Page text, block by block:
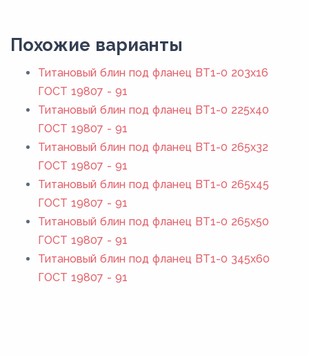
Похожие варианты
Титановый блин под фланец ВТ1-0 203x16
ГОСТ 19807 - 91
Титановый блин под фланец ВТ1-0 225x40
ГОСТ 19807 - 91
Титановый блин под фланец ВТ1-0 265x32
ГОСТ 19807 - 91
Титановый блин под фланец ВТ1-0 265x45
ГОСТ 19807 - 91
Титановый блин под фланец ВТ1-0 265x50
ГОСТ 19807 - 91
Титановый блин под фланец ВТ1-0 345x60
ГОСТ 19807 - 91